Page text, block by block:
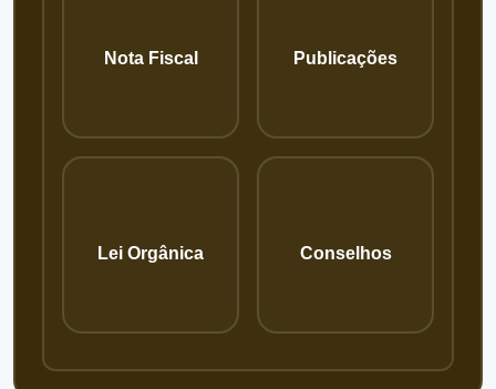
Nota Fiscal Publicações
Lei Orgânica Conselhos